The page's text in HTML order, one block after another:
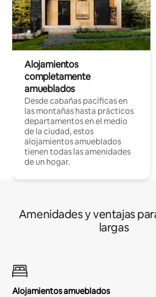
Alojamientos
completamente
amueblados
Desde cabañas pacíficas en
las montañas hasta prácticos
departamentos en el medio
de la ciudad, estos
alojamientos amueblados
tienen todas las amenidades
de un hogar.
Amenidades y ventajas
largas
Alojamientos amueblados